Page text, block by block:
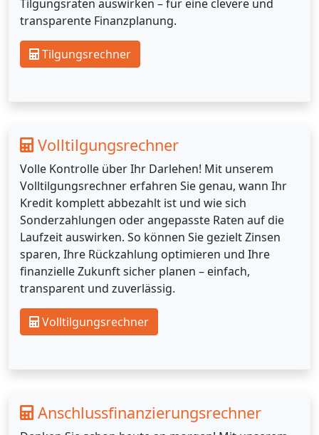
Tilgungsraten auswirken – für eine clevere und
transparente Finanzplanung.
Tilgungsrechner
Volltilgungsrechner
Volle Kontrolle über Ihr Darlehen! Mit unserem
Volltilgungsrechner erfahren Sie genau, wann Ihr
Kredit komplett abbezahlt ist und wie sich
Sonderzahlungen oder angepasste Raten auf die
Laufzeit auswirken. So können Sie gezielt Zinsen
sparen, Ihre Rückzahlung optimieren und Ihre
finanzielle Zukunft sicher planen – einfach,
transparent und zuverlässig.
Volltilgungsrechner
Anschlussfinanzierungsrechner